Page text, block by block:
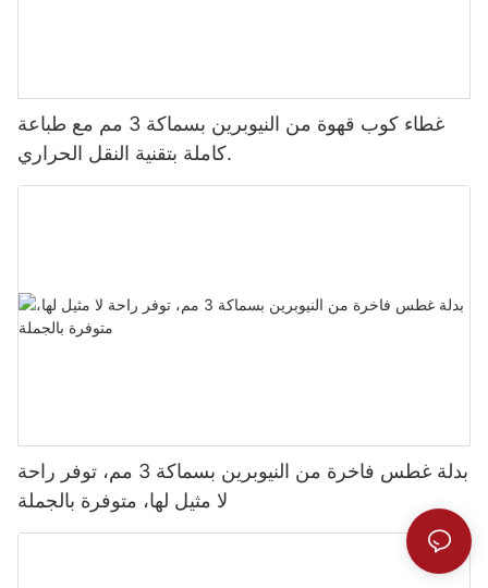
غطاء كوب قهوة من النيوبرين بسماكة 3 مم مع طباعة
كاملة بتقنية النقل الحراري.
بدلة غطس فاخرة من النيوبرين بسماكة 3 مم، توفر راحة
لا مثيل لها، متوفرة بالجملة